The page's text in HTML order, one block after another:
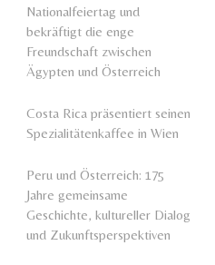
Nationalfeiertag und
bekräftigt die enge
Freundschaft zwischen
Ägypten und Österreich
Costa Rica präsentiert seinen
Spezialitätenkaffee in Wien
Peru und Österreich: 175
Jahre gemeinsame
Geschichte, kultureller Dialog
und Zukunftsperspektiven